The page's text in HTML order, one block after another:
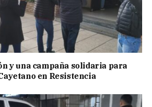
y una campaña solidaria para
en Resistencia